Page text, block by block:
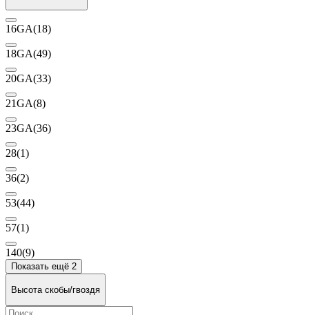
16GA(18)
18GA(49)
20GA(33)
21GA(8)
23GA(36)
28(1)
36(2)
53(44)
57(1)
140(9)
Показать ещё 2
Высота скобы/гвоздя